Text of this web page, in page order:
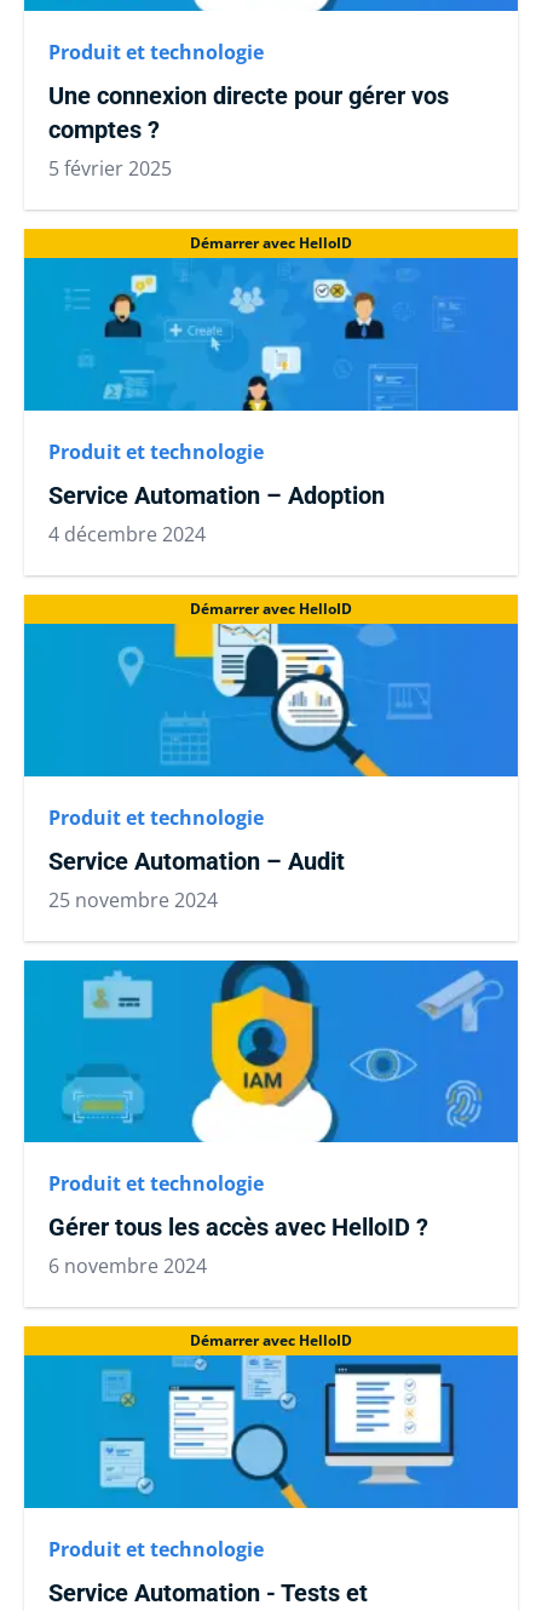
Produit et technologie
Une connexion directe pour gérer vos
comptes ?
5 février 2025
Démarrer avec HelloID
Produit et technologie
Service Automation – Adoption
4 décembre 2024
Démarrer avec HelloID
Produit et technologie
Service Automation – Audit
25 novembre 2024
Produit et technologie
Gérer tous les accès avec HelloID ?
6 novembre 2024
Démarrer avec HelloID
Produit et technologie
Service Automation - Tests et